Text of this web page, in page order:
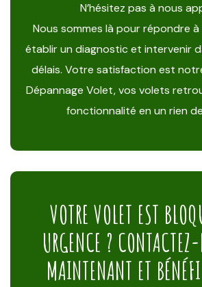
N’hésitez pas à nous
Nous sommes là pour répondre
établir un diagnostic et intervenir
délais. Votre satisfaction est
Dépannage Volet, vos volets
fonctionnalité en un rien
VOTRE VOLET EST
URGENCE ?
MAINTENANT ET